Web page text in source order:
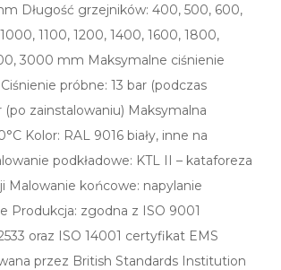
Długość grzejników: 400, 500, 600,
1100, 1200, 1400, 1600, 1800,
3000 mm Maksymalne ciśnienie
próbne: 13 bar (podczas
(po zainstalowaniu) Maksymalna
Kolor: RAL 9016 biały, inne na
podkładowe: KTL II – kataforeza
Malowanie końcowe: napylanie
Produkcja: zgodna z ISO 9001
oraz ISO 14001 certyfikat EMS
przez British Standards Institution